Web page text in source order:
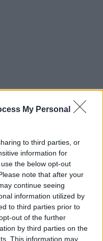
My Personal
to third parties, or
information for
the below opt-out
note that after your
continue seeing
information utilized by
to third parties prior to
out of the further
by third parties on the
This information may